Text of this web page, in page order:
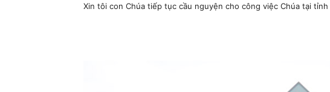
Xin tôi con Chúa tiếp tục cầu nguyện cho công việc Chúa tại tỉnh